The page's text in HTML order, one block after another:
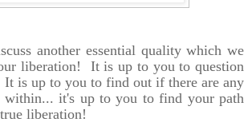
another essential quality which we
liberation! It is up to you to question
is up to you to find out if there are any
within... it's up to you to find your path
liberation!